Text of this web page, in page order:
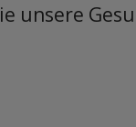
unsere